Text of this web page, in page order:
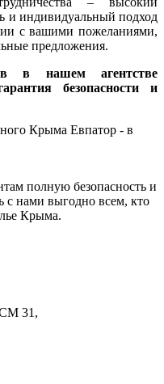
и индивидуальный подход
с вашими пожеланиями,
предложения.
в нашем агентстве
безопасности и
полную безопасность и
с нами выгодно всем, кто
Крыма.
31,